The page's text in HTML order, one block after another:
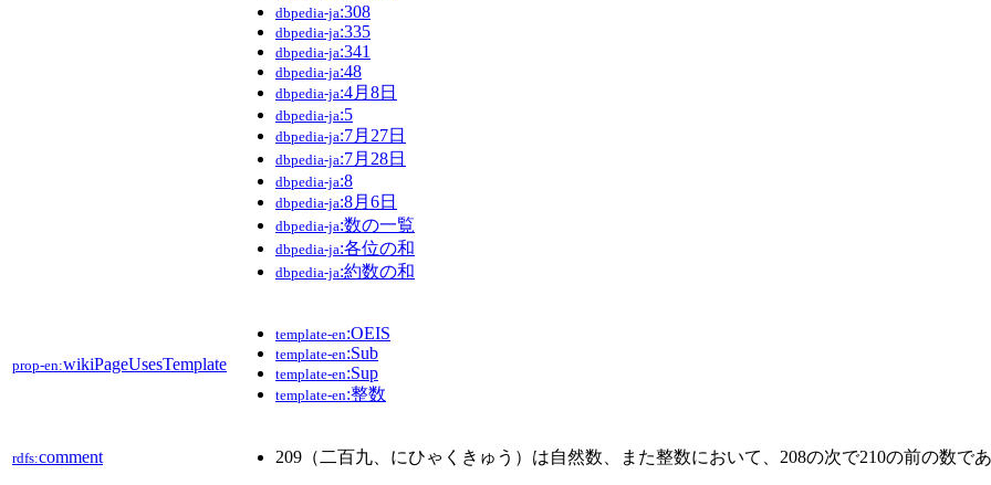
dbpedia-ja:308
dbpedia-ja:335
dbpedia-ja:341
dbpedia-ja:48
dbpedia-ja:4月8日
dbpedia-ja:5
dbpedia-ja:7月27日
dbpedia-ja:7月28日
dbpedia-ja:8
dbpedia-ja:8月6日
dbpedia-ja:数の一覧
dbpedia-ja:各位の和
dbpedia-ja:約数の和
prop-en:wikiPageUsesTemplate
template-en:OEIS
template-en:Sub
template-en:Sup
template-en:整数
rdfs:comment 209（二百九、にひゃくきゅう）は自然数、また整数において、208の次で210の前の数であ